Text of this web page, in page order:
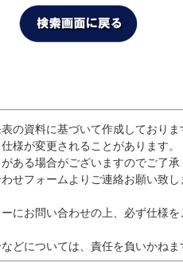
の資料に基づいて作成しておりま
様が変更されることがあります。
ある場合がございますのでご了承
せフォームよりご連絡お願い致し
にお問い合わせの上、必ず仕様を
どについては、責任を負いかねま